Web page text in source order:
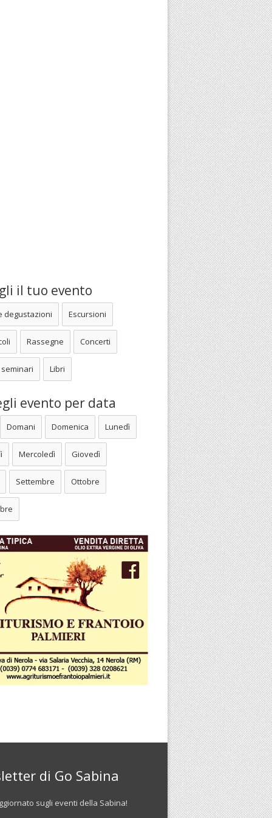
il tuo evento
degustazioni Escursioni
Rassegne Concerti
Libri
evento per data
Domani Domenica Lunedì
Mercoledì Giovedì
Settembre Ottobre
di Go Sabina
sugli eventi della Sabina!